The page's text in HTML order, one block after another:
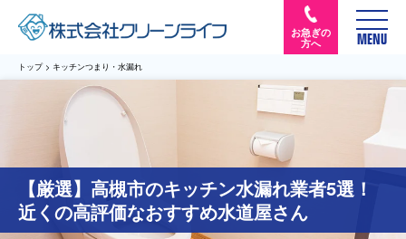
お急ぎの
方へ
MENU
トップ > キッチンつまり・水漏れ
【厳選】高槻市のキッチン水漏れ業者5選！
近くの高評価なおすすめ水道屋さん